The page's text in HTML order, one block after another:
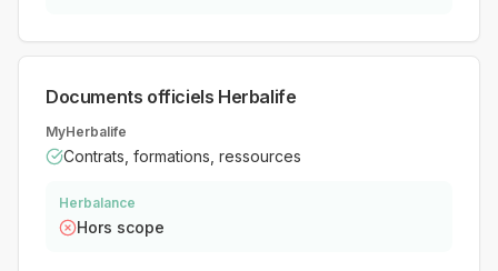
Documents officiels Herbalife
MyHerbalife
Contrats, formations, ressources
Herbalance
Hors scope